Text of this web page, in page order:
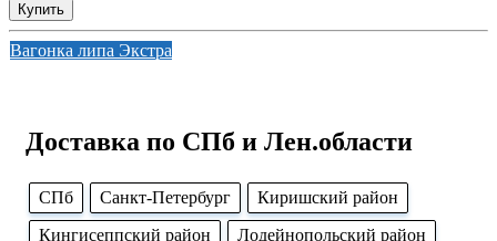
Купить
Вагонка липа Экстра
Доставка по СПб и Лен.области
CПб Cанкт-Петербург
Киришский район
Кингисеппский район
Лодейнопольский район